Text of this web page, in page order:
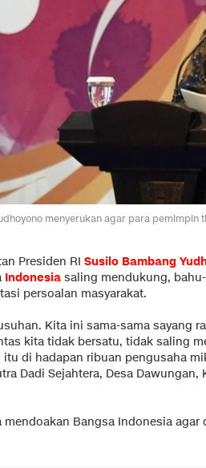
menyerukan agar para pemimpin
Presiden RI Susilo Bambang
Indonesia saling mendukung,
persoalan masyarakat.
Kita ini sama-sama sayang
kita tidak bersatu, tidak saling
di hadapan ribuan pengusaha
Dadi Sejahtera, Desa Dawungan,
Bangsa Indonesia agar